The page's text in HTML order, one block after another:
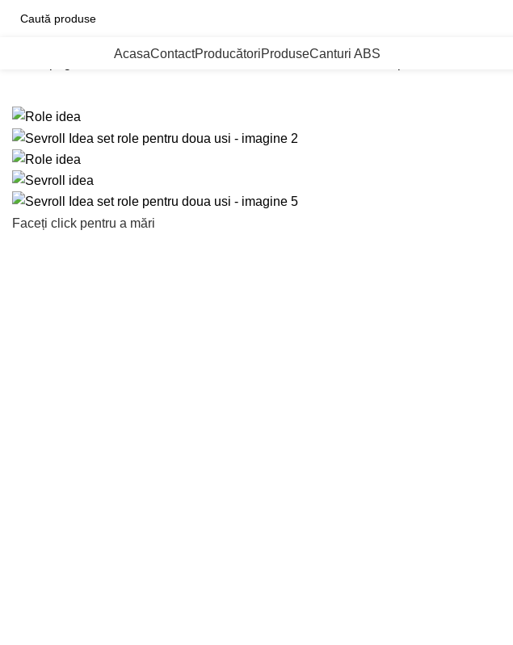
AcasaContactProducătoriProduseCanturi ABS
Faceți click pentru a mări